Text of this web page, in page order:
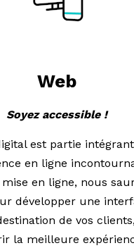
Web
Soyez accessible !
est partie
en ligne
en ligne, nous
développer une
de vos
la meilleure